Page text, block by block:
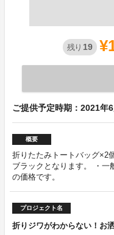
残り 19
ご提供予定時期：2021年
概要
折りたたみトートバッグ×2
ブラックとなります。 ・一
の価格です。
プロジェクト名
折りジワがわからない！お